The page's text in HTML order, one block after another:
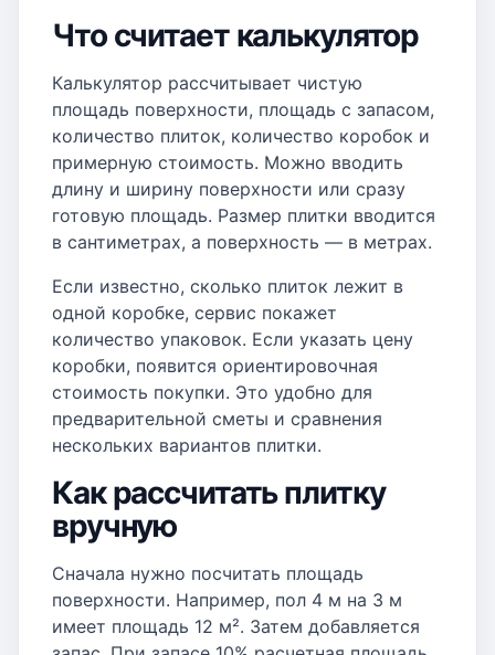
Что считает калькулятор
Калькулятор рассчитывает чистую
площадь поверхности, площадь с запасом,
количество плиток, количество коробок и
примерную стоимость. Можно вводить
длину и ширину поверхности или сразу
готовую площадь. Размер плитки вводится
в сантиметрах, а поверхность — в метрах.
Если известно, сколько плиток лежит в
одной коробке, сервис покажет
количество упаковок. Если указать цену
коробки, появится ориентировочная
стоимость покупки. Это удобно для
предварительной сметы и сравнения
нескольких вариантов плитки.
Как рассчитать плитку
вручную
Сначала нужно посчитать площадь
поверхности. Например, пол 4 м на 3 м
имеет площадь 12 м². Затем добавляется